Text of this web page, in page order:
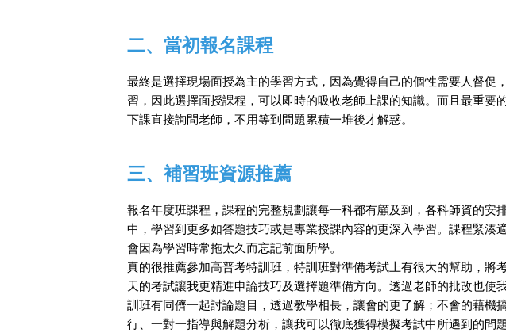
二、當初報名課程
最終是選擇現場面授為主的學習方式，因為覺得自己的個性需要人督促
習，因此選擇面授課程，可以即時的吸收老師上課的知識。而且最重要
下課直接詢問老師，不用等到問題累積一堆後才解惑。
三、補習班資源推薦
報名年度班課程，課程的完整規劃讓每一科都有顧及到，各科師資的安
中，學習到更多如答題技巧或是專業授課內容的更深入學習。課程緊湊
會因為學習時常拖太久而忘記前面所學。
真的很推薦參加高普考特訓班，特訓班對準備考試上有很大的幫助，將
天的考試讓我更精進申論技巧及選擇題準備方向。透過老師的批改也使
訓班有同儕一起討論題目，透過教學相長，讓會的更了解；不會的藉機
行、一對一指導與解題分析，讓我可以徹底獲得模擬考試中所遇到的問題